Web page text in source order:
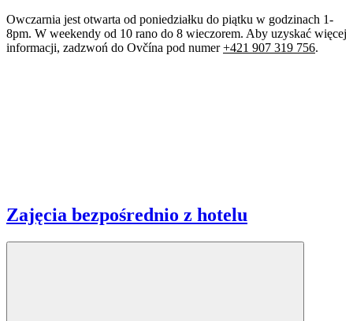
Owczarnia jest otwarta od poniedziałku do piątku w godzinach 1-
8pm. W weekendy od 10 rano do 8 wieczorem. Aby uzyskać więcej
informacji, zadzwoń do Ovčína pod numer+421 907 319 756.
Zajęcia bezpośrednio z hotelu